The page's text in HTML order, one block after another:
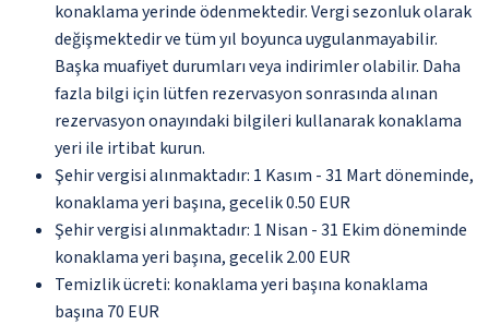
konaklama yerinde ödenmektedir. Vergi sezonluk olarak
değişmektedir ve tüm yıl boyunca uygulanmayabilir.
Başka muafiyet durumları veya indirimler olabilir. Daha
fazla bilgi için lütfen rezervasyon sonrasında alınan
rezervasyon onayındaki bilgileri kullanarak konaklama
yeri ile irtibat kurun.
Şehir vergisi alınmaktadır: 1 Kasım - 31 Mart döneminde,
konaklama yeri başına, gecelik 0.50 EUR
Şehir vergisi alınmaktadır: 1 Nisan - 31 Ekim döneminde
konaklama yeri başına, gecelik 2.00 EUR
Temizlik ücreti: konaklama yeri başına konaklama
başına 70 EUR